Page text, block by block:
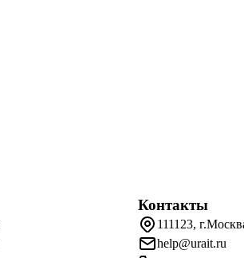
Контакты
111123,
help@urait.ru